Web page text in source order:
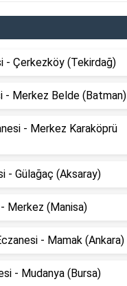
- Çerkezköy (Tekirdağ)
- Merkez Belde (Batman)
- Merkez Karaköprü
- Gülağaç (Aksaray)
Merkez (Manisa)
- Mamak (Ankara)
- Mudanya (Bursa)